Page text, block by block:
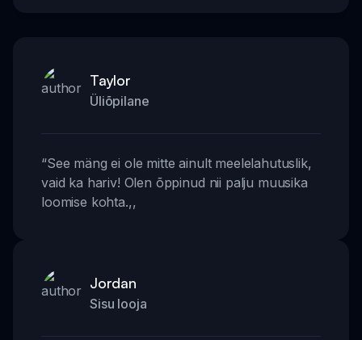
Taylor
Üliõpilane
“See mäng ei ole mitte ainult meelelahutuslik,
vaid ka hariv! Olen õppinud nii palju muusika
loomise kohta.,,
Jordan
Sisu looja